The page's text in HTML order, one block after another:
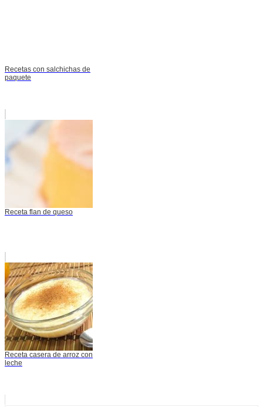
Recetas con salchichas de
paquete
Receta flan de queso
Receta casera de arroz con
leche